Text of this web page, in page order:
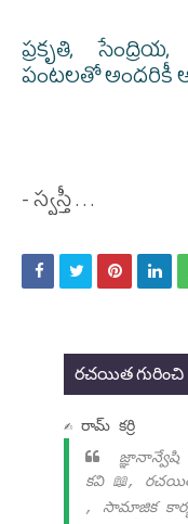
ప్రకృతి,
పంటలతో అందరికీ
- స్వస్తీ . . .
రచయిత గురించి
✍ రామ్ కర్రి
జ్ఞానాన్వేషి
కవి 📖,
, సామాజిక